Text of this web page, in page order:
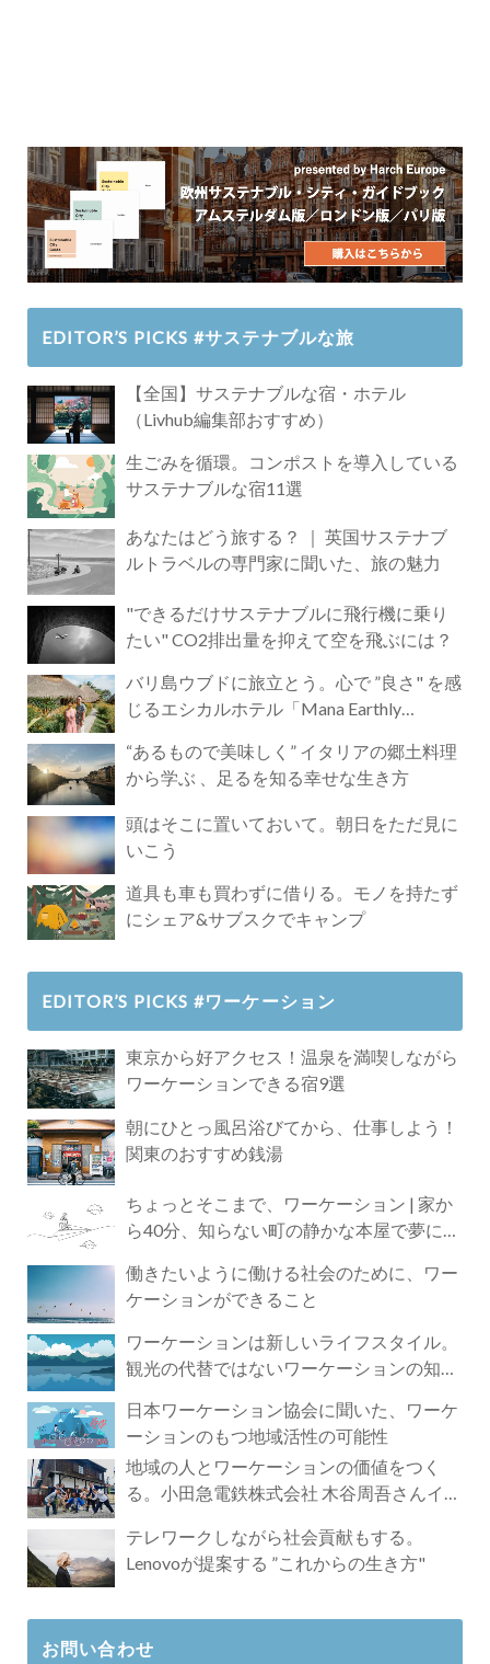
EDITOR’S PICKS #サステナブルな旅
【全国】サステナブルな宿・ホテル
（Livhub編集部おすすめ）
生ごみを循環。コンポストを導入している
サステナブルな宿11選
あなたはどう旅する？ ｜ 英国サステナブ
ルトラベルの専門家に聞いた、旅の魅力
"できるだけサステナブルに飛行機に乗り
たい" CO2排出量を抑えて空を飛ぶには？
バリ島ウブドに旅立とう。心で ”良さ" を感
じるエシカルホテル「Mana Earthly
“あるもので美味しく” イタリアの郷土料理
から学ぶ 、足るを知る幸せな生き方
頭はそこに置いておいて。朝日をただ見に
いこう
道具も車も買わずに借りる。モノを持たず
にシェア&サブスクでキャンプ
EDITOR’S PICKS #ワーケーション
東京から好アクセス！温泉を満喫しながら
ワーケーションできる宿9選
朝にひとっ風呂浴びてから、仕事しよう！
関東のおすすめ銭湯
ちょっとそこまで、ワーケーション | 家か
ら40分、知らない町の静かな本屋で夢に近
働きたいように働ける社会のために、ワー
ケーションができること
ワーケーションは新しいライフスタイル。
観光の代替ではないワーケーションの知ら
日本ワーケーション協会に聞いた、ワーケ
ーションのもつ地域活性の可能性
地域の人とワーケーションの価値をつく
る。小田急電鉄株式会社 木谷周吾さんイン
テレワークしながら社会貢献もする。
Lenovoが提案する ”これからの生き方"
お問い合わせ